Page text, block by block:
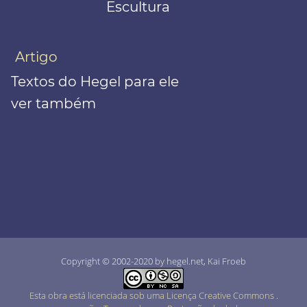
Escultura
Artigo
Textos do Hegel para ele
ver também
Copyright © 2002-2020 by hegel.net, Kai Froeb
Esta obra está licenciada sob uma Licença Creative Commons .